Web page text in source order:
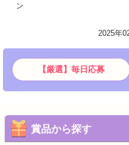
ン
2025年
【厳選】毎日応募
賞品から探す